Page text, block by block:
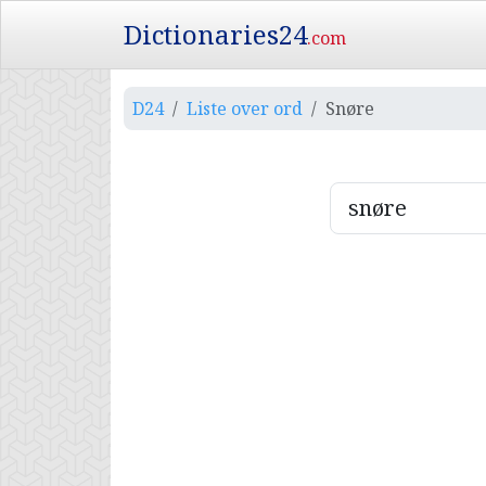
Dictionaries24.com
D24 Liste over ord Snøre